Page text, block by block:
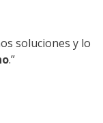
soluciones y lo
.”